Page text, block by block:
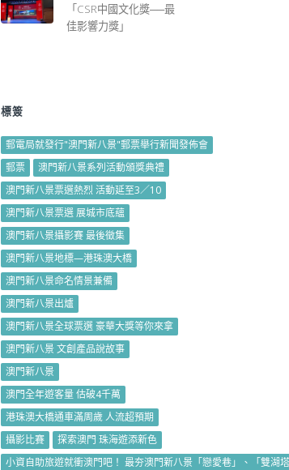
「CSR中國文化獎──最
佳影響力獎」
標簽
郵電局就發行"澳門新八景"郵票舉行新聞發佈會
郵票
澳門新八景系列活動頒獎典禮
澳門新八景票選熱烈 活動延至3／10
澳門新八景票選 展城市底蘊
澳門新八景攝影賽 最後徵集
澳門新八景地標—港珠澳大橋
澳門新八景命名情景兼備
澳門新八景出爐
澳門新八景全球票選 豪華大獎等你來拿
澳門新八景 文創產品說故事
澳門新八景
澳門全年遊客量 估破4千萬
港珠澳大橋通車滿周歲 人流超預期
攝影比賽
探索澳門 珠海遊添新色
小資自助旅遊就衝澳門吧！ 最夯澳門新八景「戀愛巷」、「雙湖